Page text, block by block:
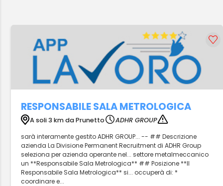
RESPONSABILE SALA METROLOGICA
A soli 3 km da Prunetto
ADHR GROUP
sarà interamente gestito ADHR GROUP... -- ## Descrizione
azienda La Divisione Permanent Recruitment di ADHR Group
seleziona per azienda operante nel... settore metalmeccanico
un **Responsabile Sala Metrologica** ## Posizione **Il
Responsabile Sala Metrologica** si... occuperà di: *
coordinare e...